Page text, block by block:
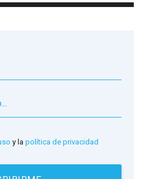
y lapolítica de privacidad